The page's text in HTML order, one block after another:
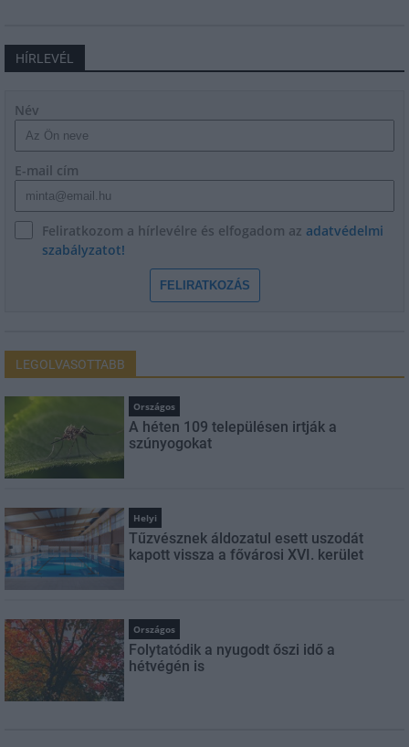
HÍRLEVÉL
Név
E-mail cím
Feliratkozom a hírlevélre és elfogadom az adatvédelmi
szabályzatot!
FELIRATKOZÁS
LEGOLVASOTTABB
Országos
A héten 109 településen irtják a
szúnyogokat
Helyi
Tűzvésznek áldozatul esett uszodát
kapott vissza a fővárosi XVI. kerület
Országos
Folytatódik a nyugodt őszi idő a
hétvégén is